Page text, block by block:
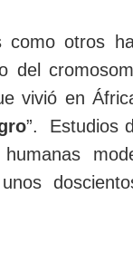
como otros
del
vivió en
”. Estudios